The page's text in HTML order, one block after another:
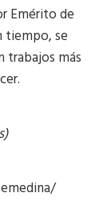
Emérito de
tiempo, se
trabajos más